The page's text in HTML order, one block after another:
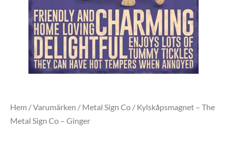
Hem /Varumärken / Metal Sign Co / Kylskåpsmagnet – The
Metal Sign Co – Ginger